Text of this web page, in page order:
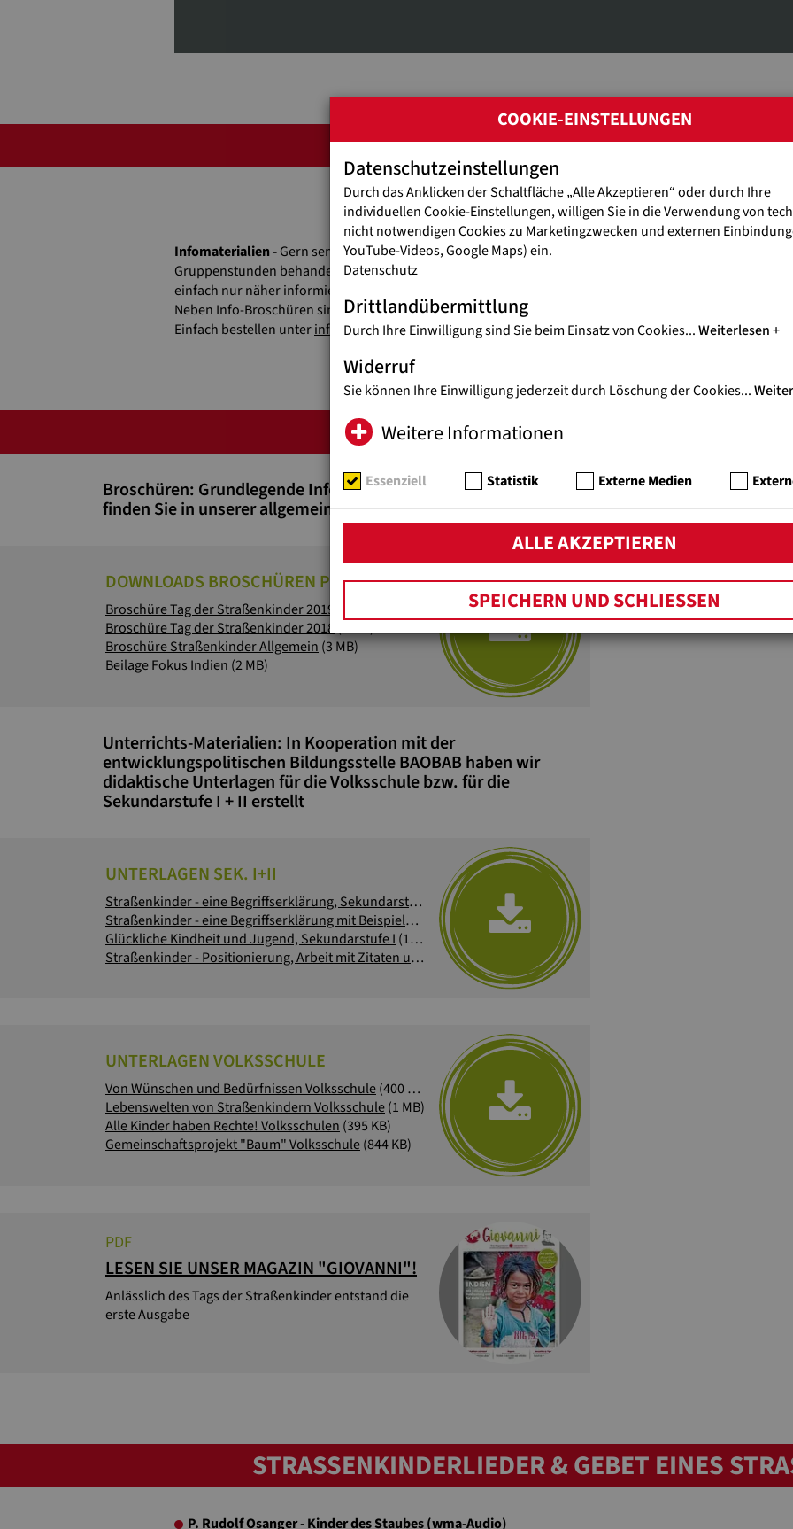
AKTIONSIDEEN - WERDEN SIE
Warum nicht einmal Kuchen backen für
Infomaterialien -Gern senden wir Ihnen Gratis-Materialien zu, wenn Sie das Thema Straßenkinder im
Gruppenstunden behandeln möchten, einen Gottesdienst-Schwerpunkt oder eine Aktion im Freundes-
einfach nur näher informieren möchten!
Neben Info-Broschüren sind u.a. auch didaktische Unterlagen, Spiele sowie Vorschläge für die
Einfach bestellen unterinfo(at)jugendeinewelt.atbzw. 01/879 07 07-0 oder online downloaden.
PDF-DOWNLOADS
Broschüren: Grundlegende Informationen über Straßenkinder
finden Sie in unserer allgemeinen Broschüre über Straßenkinder
DOWNLOADS BROSCHÜREN PDF
Broschüre Tag der Straßenkinder 2019
Broschüre Tag der Straßenkinder 2018(2 MB)
Broschüre Straßenkinder Allgemein(3 MB)
Beilage Fokus Indien(2 MB)
Unterrichts-Materialien: In Kooperation mit der
entwicklungspolitischen Bildungsstelle BAOBAB haben wir
didaktische Unterlagen für die Volksschule bzw. für die
Sekundarstufe I + II erstellt
UNTERLAGEN SEK. I+II
Straßenkinder - eine Begriffserklärung, Sekundarstufe I
(2 MB)
Straßenkinder - eine Begriffserklärung mit Beispielen aus Indien, Sekundarstufe II
Glückliche Kindheit und Jugend, Sekundarstufe I (1 MB)
Straßenkinder - Positionierung, Arbeit mit Zitaten und Fotos, Sekundarstufe I + II
UNTERLAGEN VOLKSSCHULE
Von Wünschen und Bedürfnissen Volksschule(400 KB)
Lebenswelten von Straßenkindern Volksschule(1 MB)
Alle Kinder haben Rechte! Volksschulen (395 KB)
Gemeinschaftsprojekt "Baum" Volksschule(844 KB)
PDF
LESEN SIE UNSER MAGAZIN "GIOVANNI"!
Anlässlich des Tags der Straßenkinder entstand die
erste Ausgabe
STRASSENKINDERLIEDER & GEBET EINES
P. Rudolf Osanger - Kinder des Staubes (wma-Audio)
COOKIE-EINSTELLUNGEN
Datenschutzeinstellungen
Durch das Anklicken der Schaltfläche „Alle Akzeptieren“ oder durch Ihre
individuellen Cookie-Einstellungen, willigen Sie in die Verwendung von
nicht notwendigen Cookies zu Marketingzwecken und externen
YouTube-Videos, Google Maps) ein.
Datenschutz
Drittlandübermittlung
Durch Ihre Einwilligung sind Sie beim Einsatz von Cookies...Weiterlesen
Widerruf
Sie können Ihre Einwilligung jederzeit durch Löschung der Cookies...
Weitere Informationen
Essenziell Statistik Externe Medien
ALLE AKZEPTIEREN
SPEICHERN UND SCHLIESSEN